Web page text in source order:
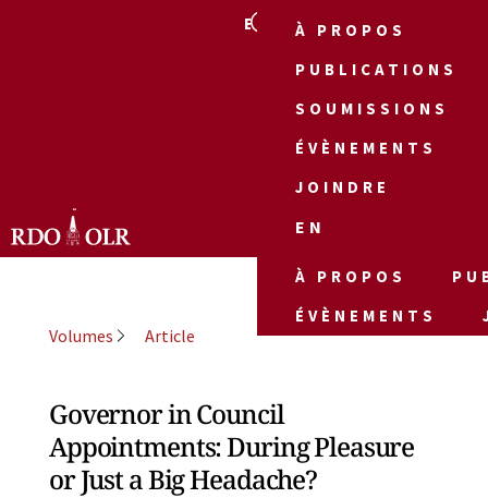
EN
À PROPOS
PUBLICATIONS
SOUMISSIONS
ÉVÈNEMENTS
JOINDRE
EN
À PROPOS
ÉVÈNEMENTS
Volumes Article
Governor in Council
Appointments: During Pleasure
or Just a Big Headache?